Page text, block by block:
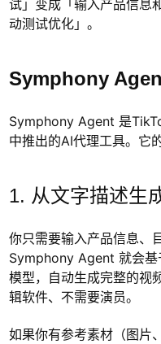
试」变成「输入产品信
动测试优化」。
Symphony
Symphony Agent 是
中推出的AI代理工具。它
1. 从文字描述生
你只需要输入产品信息
Symphony Agent 就会
模型，自动生成完整的视
辑软件、不需要演员。
如果你有参考素材（图片